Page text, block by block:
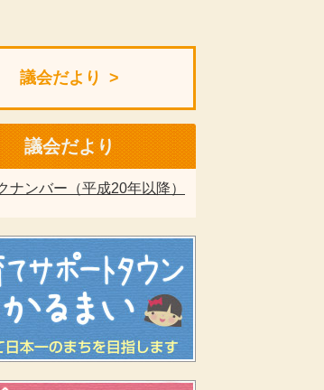
議会だより
議会だより
ナンバー（平成20年以降）